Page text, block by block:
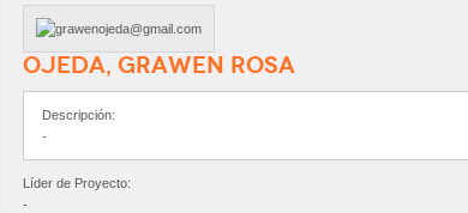
OJEDA, GRAWEN ROSA
Descripción:
-
Líder de Proyecto:
-